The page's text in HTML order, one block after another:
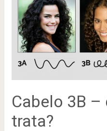
Cabelo 3B –
trata?